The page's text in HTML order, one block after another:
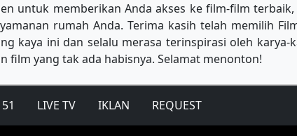
untuk memberikan Anda akses ke film-film
rumah Anda. Terima kasih telah memilih
kaya ini dan selalu merasa terinspirasi oleh karya-
film yang tak ada habisnya. Selamat menonton!
LIVE TV IKLAN REQUEST